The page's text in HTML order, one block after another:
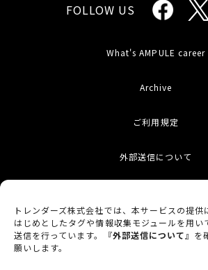
トレンダーズ株式会社では、本サービスの提
はじめとしたタグや情報収集モジュールを用い
送信を行っています。『外部送信について 』を
願いします。
FOLLOW US
What's AMPULE career
Archive
ご利用規定
外部送信について
サイトマップ